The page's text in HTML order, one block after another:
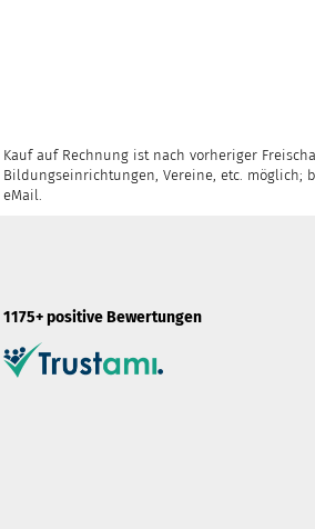
Kauf auf Rechnung ist nach vorheriger
Bildungseinrichtungen, Vereine, etc. möglich;
eMail.
1175+ positive Bewertungen